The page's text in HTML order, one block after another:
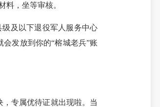
料，坐等审核。
及以下退役军人服务中心
发放到你的“榕城老兵”账
专属优待证就出现啦。当